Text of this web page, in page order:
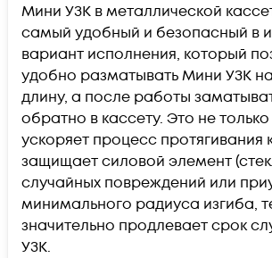
Мини УЗК в металлической
самый удобный и безопасный в
вариант исполнения, который
удобно разматывать Мини УЗК
длину, а после работы
обратно в кассету. Это не
ускоряет процесс протягивания
защищает силовой элемент
случайных повреждений или
минимального радиуса изгиба,
значительно продлевает срок
УЗК.